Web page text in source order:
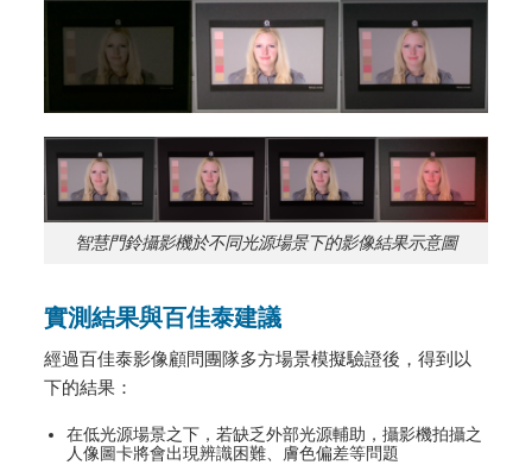
智慧門鈴攝影機於不同光源場景下的影像結果示意圖
實測結果與百佳泰建議
經過百佳泰影像顧問團隊多方場景模擬驗證後，得到以
下的結果：
在低光源場景之下，若缺乏外部光源輔助，攝影機拍攝之
人像圖卡將會出現辨識困難、膚色偏差等問題